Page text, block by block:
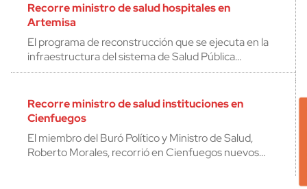
Recorre ministro de salud hospitales en
Artemisa
El programa de reconstrucción que se ejecuta en la
infraestructura del sistema de Salud Pública…
Recorre ministro de salud instituciones en
Cienfuegos
El miembro del Buró Político y Ministro de Salud,
Roberto Morales, recorrió en Cienfuegos nuevos…